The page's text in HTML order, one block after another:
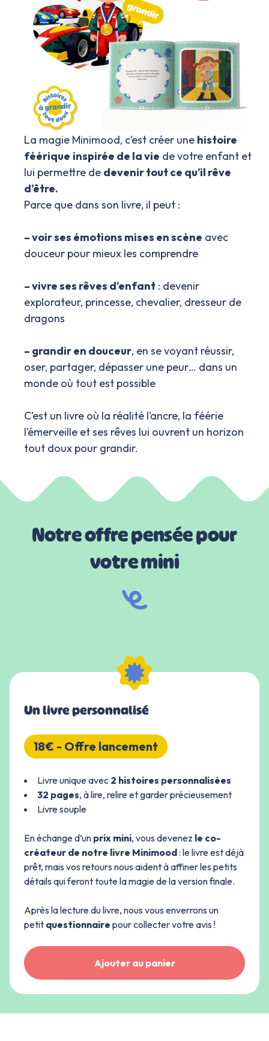
La magie Minimood, c’est créer une histoire
féérique inspirée de la vie de votre enfant et
lui permettre de devenir tout ce qu’il rêve
d’être.
Parce que dans son livre, il peut :
– voir ses émotions mises en scène avec
douceur pour mieux les comprendre
– vivre ses rêves d’enfant : devenir
explorateur, princesse, chevalier, dresseur de
dragons
– grandir en douceur, en se voyant réussir,
oser, partager, dépasser une peur… dans un
monde où tout est possible
C’est un livre où la réalité l’ancre, la féérie
l’émerveille et ses rêves lui ouvrent un horizon
tout doux pour grandir.
Notre offre pensée pour
votre mini
Un livre personnalisé
18€ - Offre lancement
Livre unique avec 2 histoires personnalisées
32 pages, à lire, relire et garder précieusement
Livre souple
En échange d’un prix mini, vous devenez le co-
créateur de notre livre Minimood: le livre est déjà
prêt, mais vos retours nous aident à affiner les petits
détails qui feront toute la magie de la version finale.
Après la lecture du livre, nous vous enverrons un
petit questionnaire pour collecter votre avis !
Ajouter au panier